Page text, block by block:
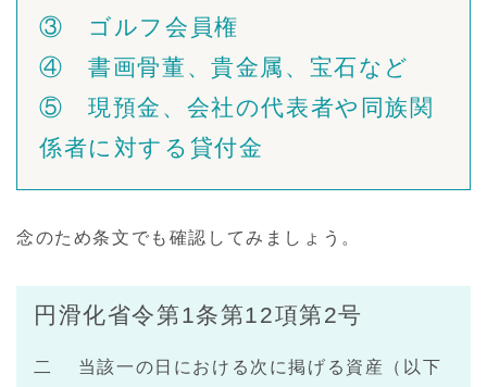
③ ゴルフ会員権
④ 書画骨董、貴金属、宝石など
⑤ 現預金、会社の代表者や同族関
係者に対する貸付金
念のため条文でも確認してみましょう。
円滑化省令第1条第12項第2号
二 当該一の日における次に掲げる資産（以下